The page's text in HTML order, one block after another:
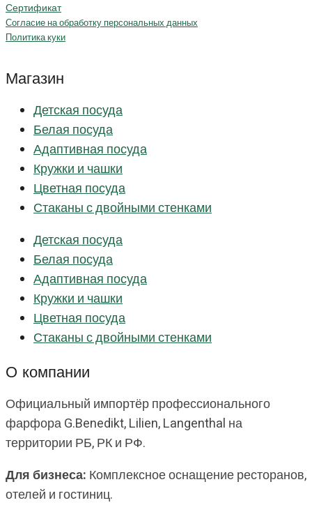
Сертификат
Согласие на обработку персональных данных
Политика куки
Магазин
Детская посуда
Белая посуда
Адаптивная посуда
Кружки и чашки
Цветная посуда
Стаканы с двойными стенками
Детская посуда
Белая посуда
Адаптивная посуда
Кружки и чашки
Цветная посуда
Стаканы с двойными стенками
О компании
Официальный импортёр профессионального
фарфора G.Benedikt, Lilien, Langenthal на
территории РБ, РК и РФ.
Для бизнеса: Комплексное оснащение ресторанов,
отелей и гостиниц.